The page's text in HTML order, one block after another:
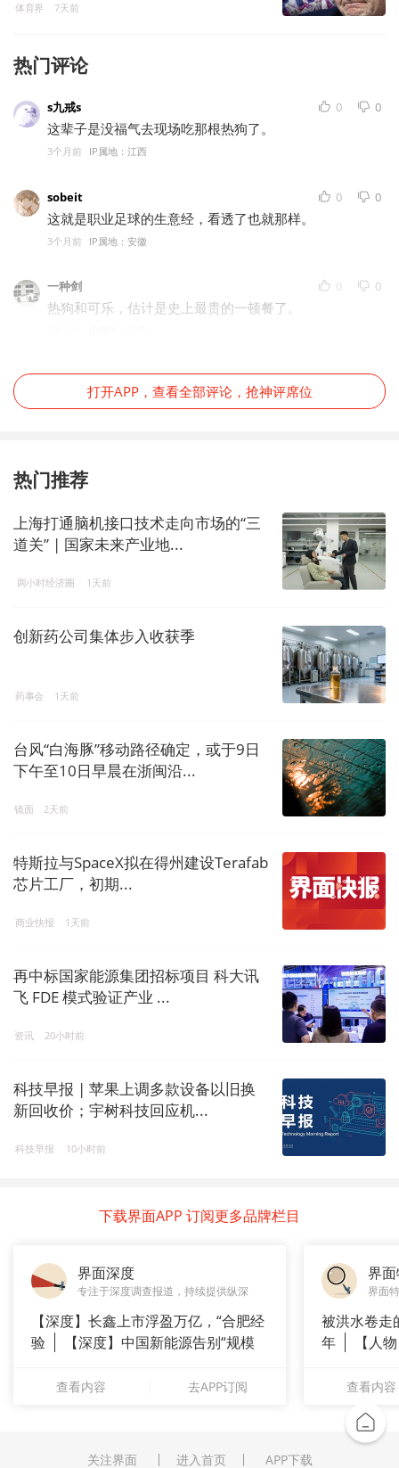
体育界 7天前
热门评论
s九戒s 0 0
这辈子是没福气去现场吃那根热狗了。
3个月前 IP属地：江西
sobeit 0 0
这就是职业足球的生意经，看透了也就那样。
3个月前 IP属地：安徽
一种剑 0 0
热狗和可乐，估计是史上最贵的一顿餐了。
打开APP，查看全部评论，抢神评席位
热门推荐
上海打通脑机接口技术走向市场的“三
道关” | 国家未来产业地...
两小时经济圈 1天前
创新药公司集体步入收获季
药事会 1天前
台风“白海豚”移动路径确定，或于9日
下午至10日早晨在浙闽沿...
镜面 2天前
特斯拉与SpaceX拟在得州建设Terafab
芯片工厂，初期...
商业快报 1天前
再中标国家能源集团招标项目 科大讯
飞 FDE 模式验证产业 ...
资讯 20小时前
科技早报 | 苹果上调多款设备以旧换
新回收价；宇树科技回应机...
科技早报 10小时前
下载界面APP 订阅更多品牌栏目
界面深度
专注于深度调查报道，持续提供纵深
【深度】长鑫上市浮盈万亿，“合肥经
验
【深度】中国新能源告别“规模
查看内容 去APP订阅
界
界面
被洪水卷走
年
【人
查看内容
关注界面 进入首页 APP下载